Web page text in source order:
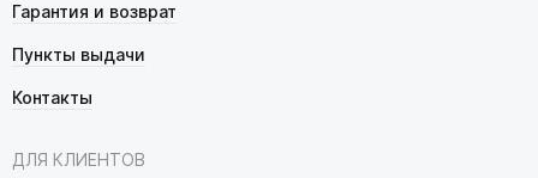
Гарантия и возврат
Пункты выдачи
Контакты
ДЛЯ КЛИЕНТОВ